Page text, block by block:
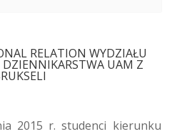
RELATION WYDZIAŁU
UAM Z
2015 r. studenci kierunku